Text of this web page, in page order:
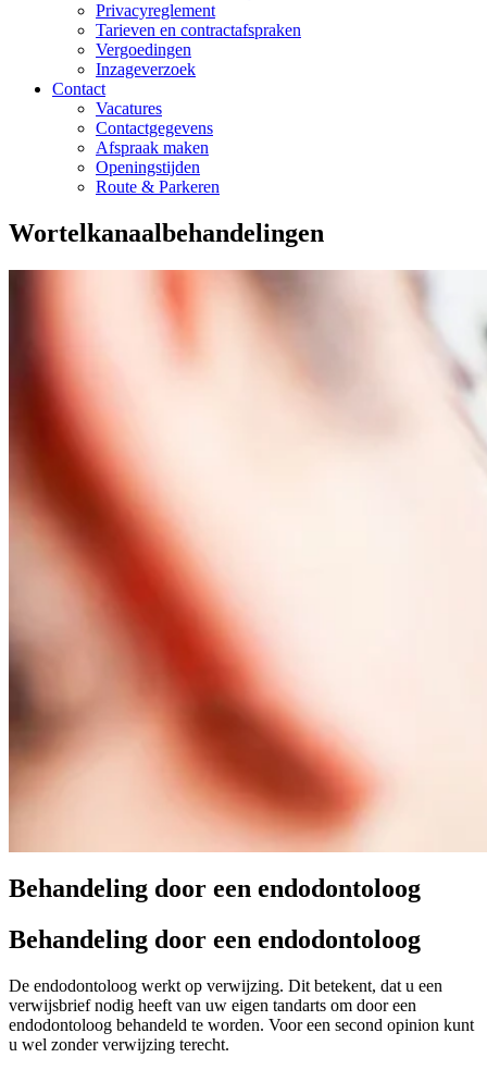
Privacyreglement
Tarieven en contractafspraken
Vergoedingen
Inzageverzoek
Contact
Vacatures
Contactgegevens
Afspraak maken
Openingstijden
Route & Parkeren
Wortelkanaalbehandelingen
Behandeling door een endodontoloog
Behandeling door een endodontoloog
De endodontoloog werkt op verwijzing. Dit betekent, dat u een
verwijsbrief nodig heeft van uw eigen tandarts om door een
endodontoloog behandeld te worden. Voor een second opinion kunt
u wel zonder verwijzing terecht.